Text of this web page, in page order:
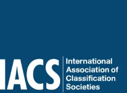
de sergiliyoruz. Bu yeni
üzerine eklenen yeni bir
armatür mekanizmalarıyla
sıra kamera, GSM, hoparlör
edilebilecek esneklikte